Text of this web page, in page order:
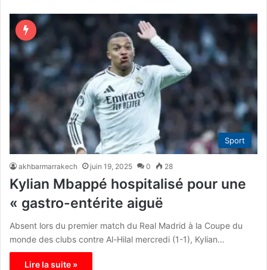
Sport
akhbarmarrakech juin 19, 2025 0 28
Kylian Mbappé hospitalisé pour une
« gastro-entérite aiguë
Absent lors du premier match du Real Madrid à la Coupe du
monde des clubs contre Al-Hilal mercredi (1-1), Kylian…
Lire la suite »